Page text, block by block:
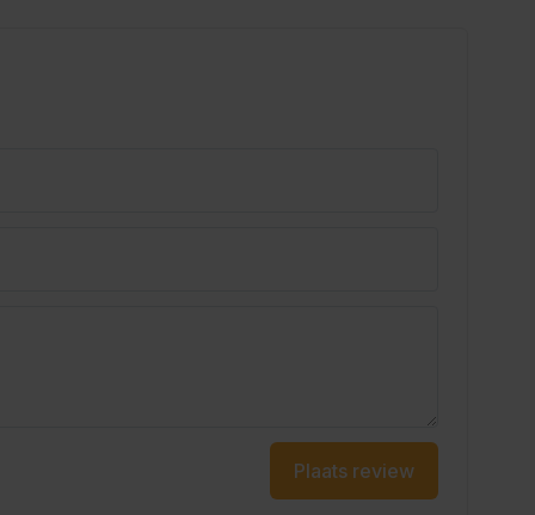
Plaats review